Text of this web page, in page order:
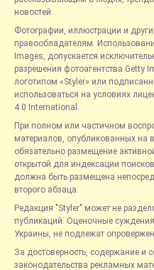
новостей.
Фотографии, иллюстрации и
правообладателям.
Images, допускается
разрешения фотоагентства Getty
логотипом «Styler» или
использоваться на условиях
4.0 International.
При полном или частичном
материалов, опубликованных на
обязательно размещение
открытой для индексации
должна быть размещена
второго абзаца.
Редакция "Styler" может не
публикаций. Оценочные
Украины, не подлежат
За достоверность, содержание и
законодательства рекламных